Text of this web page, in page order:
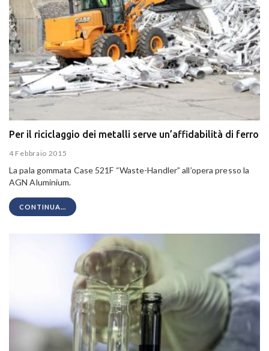
Per il riciclaggio dei metalli serve un’affidabilità di ferro
4 Febbraio 2015
La pala gommata Case 521F “Waste-Handler” all’opera presso la
AGN Aluminium.
CONTINUA...